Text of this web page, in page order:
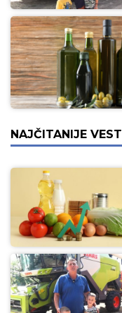
NAJČITANIJE VESTI